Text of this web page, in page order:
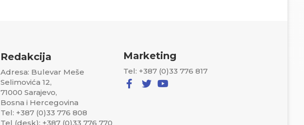
Redakcija
Adresa: Bulevar Meše
Selimovića 12,
71000 Sarajevo,
Bosna i Hercegovina
Tel: +387 (0)33 776 808
Tel (desk): +387 (0)33 776 770
Marketing
Tel: +387 (0)33 776 817